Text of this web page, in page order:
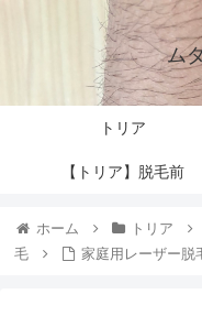
ム
トリア
【トリア】脱毛前
ホーム トリア
毛
家庭用レーザー